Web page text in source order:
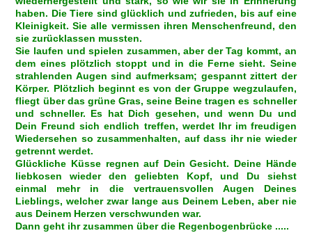
haben. Die Tiere sind glücklich und zufrieden, bis auf eine
Kleinigkeit. Sie alle vermissen ihren Menschenfreund, den
sie zurücklassen mussten.
Sie laufen und spielen zusammen, aber der Tag kommt, an
dem eines plötzlich stoppt und in die Ferne sieht. Seine
strahlenden Augen sind aufmerksam; gespannt zittert der
Körper. Plötzlich beginnt es von der Gruppe wegzulaufen,
fliegt über das grüne Gras, seine Beine tragen es schneller
und schneller. Es hat Dich gesehen, und wenn Du und
Dein Freund sich endlich treffen, werdet Ihr im freudigen
Wiedersehen so zusammenhalten, auf dass ihr nie wieder
getrennt werdet.
Glückliche Küsse regnen auf Dein Gesicht. Deine Hände
liebkosen wieder den geliebten Kopf, und Du siehst
einmal mehr in die vertrauensvollen Augen Deines
Lieblings, welcher zwar lange aus Deinem Leben, aber nie
aus Deinem Herzen verschwunden war.
Dann geht ihr zusammen über die Regenbogenbrücke .....